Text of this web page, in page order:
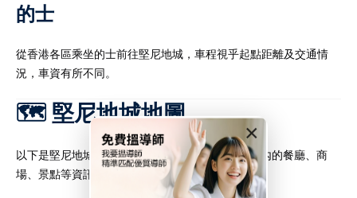
×
的士
從香港各區乘坐的士前往堅尼地城，車程視乎起點距離及交通情
況，車資有所不同。​
🗺️ 堅尼地城地圖
以下是堅尼地城的 Google 地圖，您可點擊查看區內的餐廳、商
場、景點等資訊：​